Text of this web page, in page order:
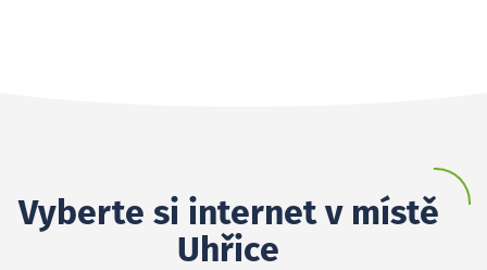
Vyberte si internet v místě
Uhřice